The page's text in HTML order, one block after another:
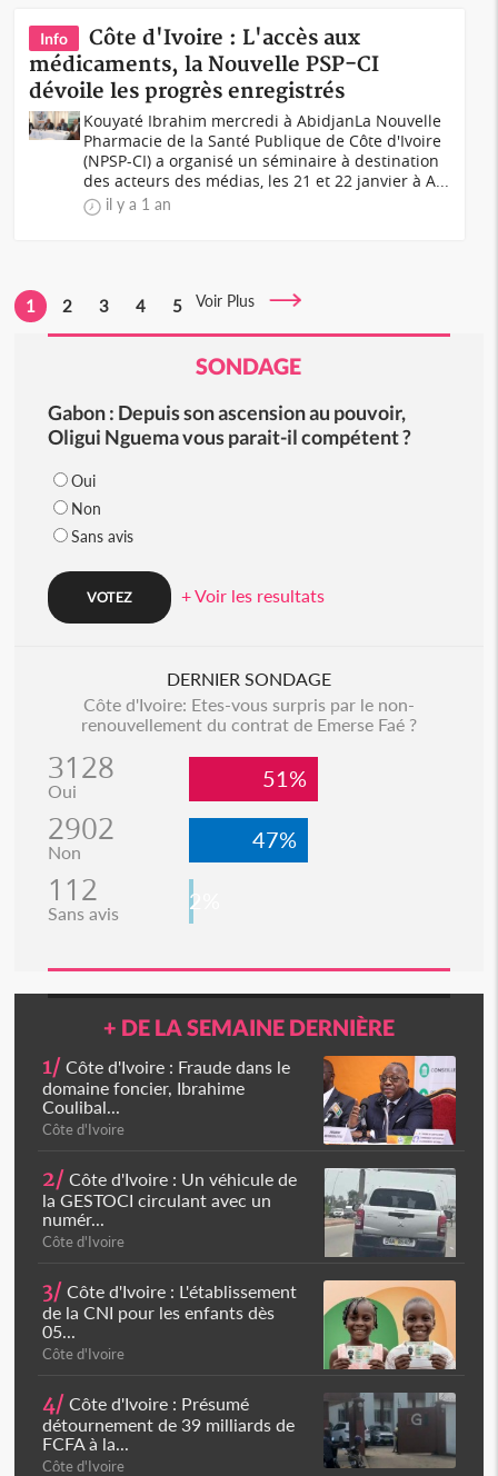
Info
Côte d'Ivoire : L'accès aux
médicaments, la Nouvelle PSP-CI
dévoile les progrès enregistrés
Kouyaté Ibrahim mercredi à AbidjanLa Nouvelle
Pharmacie de la Santé Publique de Côte d'Ivoire
(NPSP-CI) a organisé un séminaire à destination
des acteurs des médias, les 21 et 22 janvier à A...
il y a 1 an
1 2 3 4 5 Voir Plus
SONDAGE
Gabon : Depuis son ascension au pouvoir,
Oligui Nguema vous parait-il compétent ?
Oui
Non
Sans avis
+ Voir les resultats
DERNIER SONDAGE
Côte d'Ivoire: Etes-vous surpris par le non-
renouvellement du contrat de Emerse Faé ?
3128
Oui 51%
2902
Non 47%
112
Sans avis 2%
+ DE LA SEMAINE DERNIÈRE
1/ Côte d'Ivoire : Fraude dans le
domaine foncier, Ibrahime
Coulibal...
Côte d'Ivoire
2/ Côte d'Ivoire : Un véhicule de
la GESTOCI circulant avec un
numér...
Côte d'Ivoire
3/ Côte d'Ivoire : L'établissement
de la CNI pour les enfants dès
05...
Côte d'Ivoire
4/ Côte d'Ivoire : Présumé
détournement de 39 milliards de
FCFA à la...
Côte d'Ivoire